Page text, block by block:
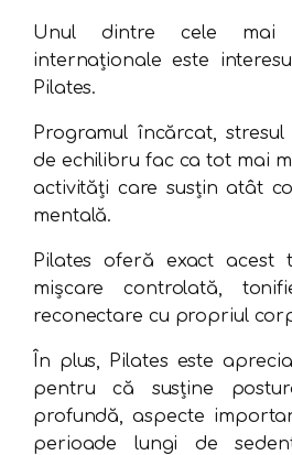
Unul dintre cele mai
internaționale este
Pilates.
Programul încărcat,
de echilibru fac ca tot mai
activități care susțin atât
mentală.
Pilates oferă exact acest
mișcare controlată,
reconectare cu propriul
În plus, Pilates este
pentru că susține
profundă, aspecte
perioade lungi de